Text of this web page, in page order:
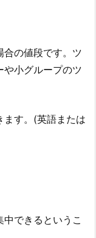
合の値段です。ツ
や小グループのツ
ます。(英語または
できるというこ